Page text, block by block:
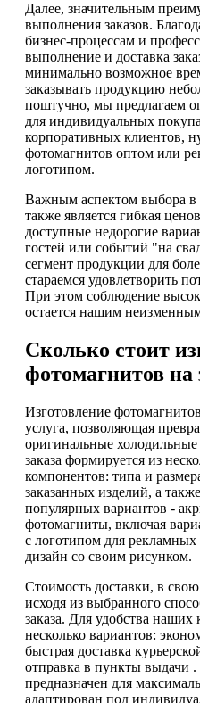
Далее, значительным
выполнения заказов.
бизнес-процессам и
выполнение и доставка
минимально возможное
заказывать продукцию
поштучно, мы предлагаем
для индивидуальных
корпоративных клиентов,
фотомагнитов оптом или
логотипом.
Важным аспектом выбора в
также является гибкая
доступные недорогие
гостей или событий "на
сегмент продукции для
стараемся удовлетворить
При этом соблюдение
остается нашим
Сколько стоит
фотомагнитов на
Изготовление
услуга, позволяющая
оригинальные
заказа формируется из
компонентов: типа и
заказанных изделий, а
популярных вариантов -
фотомагниты, включая
с логотипом для
дизайн со своим рисунком.
Стоимость доставки, в
исходя из выбранного
заказа. Для удобства
несколько вариантов:
быстрая доставка
отправка в пункты выдачи
предназначен для
адаптирован под